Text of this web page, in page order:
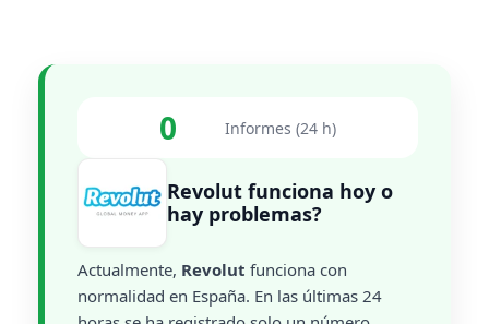
0 Informes (24 h)
Revolut funciona hoy o
hay problemas?
Actualmente, Revolut funciona con
normalidad en España. En las últimas 24